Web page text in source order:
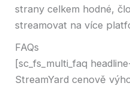
strany celkem hodné,
streamovat na více
FAQs
[sc_fs_multi_faq
StreamYard cenově